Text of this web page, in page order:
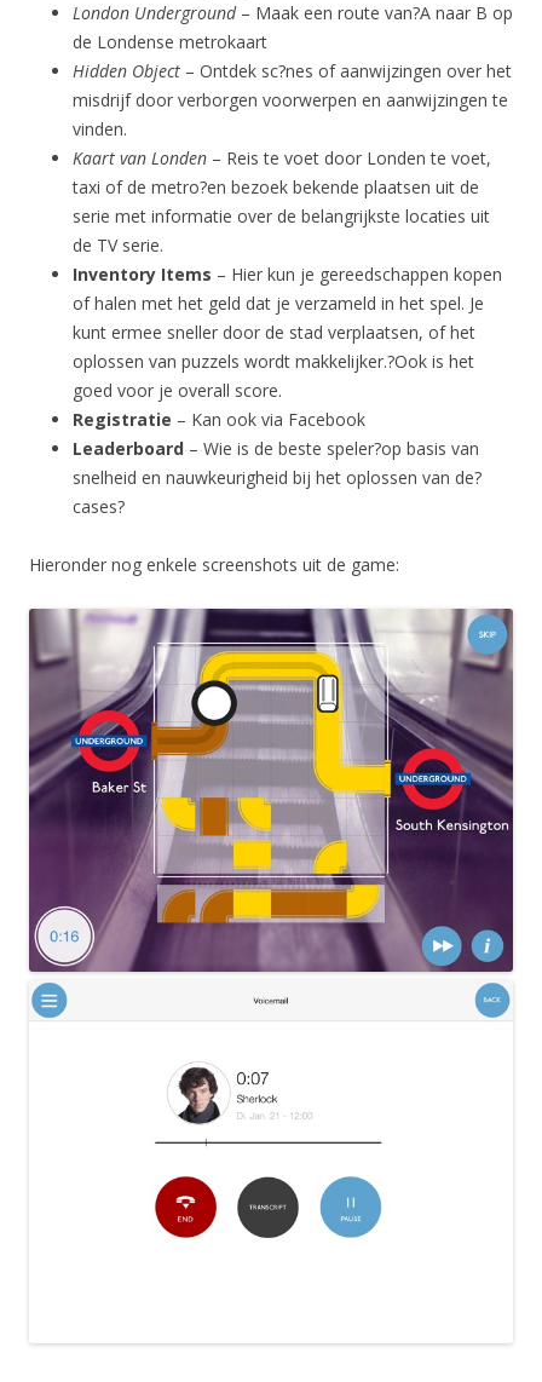
London Underground– Maak een route van?A naar B op
de Londense metrokaart
Hidden Object – Ontdek sc?nes of aanwijzingen over het
misdrijf door verborgen voorwerpen en aanwijzingen te
vinden.
Kaart van Londen – Reis te voet door Londen te voet,
taxi of de metro?en bezoek bekende plaatsen uit de
serie met informatie over de belangrijkste locaties uit
de TV serie.
Inventory Items – Hier kun je gereedschappen kopen
of halen met het geld dat je verzameld in het spel. Je
kunt ermee sneller door de stad verplaatsen, of het
oplossen van puzzels wordt makkelijker.?Ook is het
goed voor je overall score.
Registratie – Kan ook via Facebook
Leaderboard – Wie is de beste speler?op basis van
snelheid en nauwkeurigheid bij het oplossen van de?
cases?
Hieronder nog enkele screenshots uit de game: